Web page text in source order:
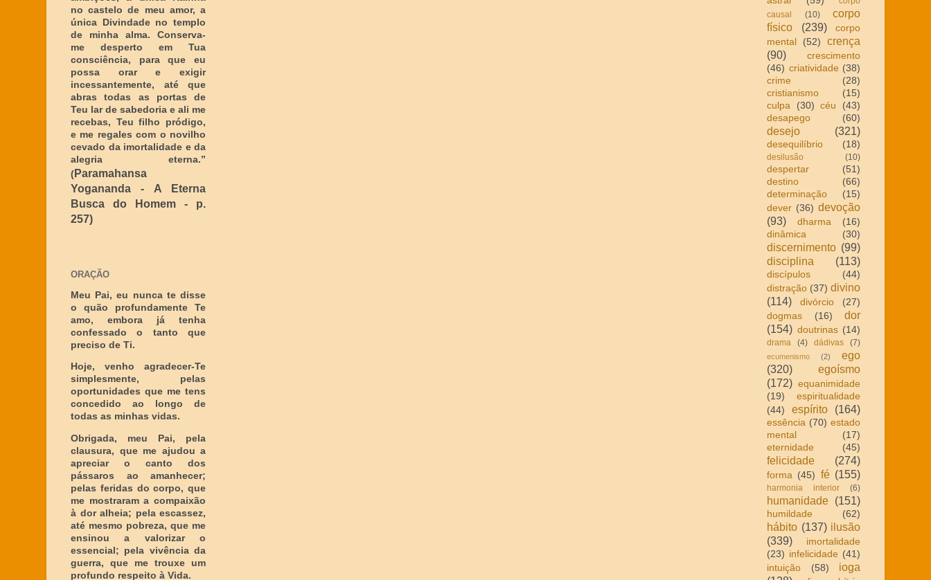
no castelo de meu amor, a
única Divindade no templo
de minha alma. Conserva-
me desperto em Tua
consciência, para que eu
possa orar e exigir
incessantemente, até que
abras todas as portas de
Teu lar de sabedoria e ali me
recebas, Teu filho pródigo,
e me regales com o novilho
cevado da imortalidade e da
alegria eterna.”
( Paramahansa
Yogananda - A Eterna
Busca do Homem - p.
257)
ORAÇÃO
Meu Pai, eu nunca te disse
o quão profundamente Te
amo, embora já tenha
confessado o tanto que
preciso de Ti.
Hoje, venho agradecer-Te
simplesmente, pelas
oportunidades que me tens
concedido ao longo de
todas as minhas vidas.
Obrigada, meu Pai, pela
clausura, que me ajudou a
apreciar o canto dos
pássaros ao amanhecer;
pelas feridas do corpo, que
me mostraram a compaixão
à dor alheia; pela escassez,
até mesmo pobreza, que me
ensinou a valorizar o
essencial; pela vivência da
guerra, que me trouxe um
profundo respeito à Vida.
causal
(10)
corpo
físico
(239)
corpo
mental
(52)
crença
(90)
crescimento
(46) criatividade (38)
crime
(28)
cristianismo
(15)
culpa
(30) céu
(43)
desapego
(60)
desejo (321)
desequilíbrio (18)
desilusão (10)
despertar
(51)
destino
(66)
determinação
(15)
dever (36) devoção
(93)
dharma
(16)
dinâmica
(30)
discernimento (99)
disciplina
(113)
discípulos
(44)
distração (37) divino
(114)
divórcio
(27)
dogmas
(16)
dor
(154) doutrinas (14)
drama (4) dádivas (7)
ecumenismo (2)
ego
(320)
egoísmo
(172) equanimidade
(19)
espiritualidade
(44)
espírito (164)
essência (70) estado
mental
(17)
eternidade
(45)
felicidade (274)
forma (45) fé (155)
harmonia interior (6)
humanidade (151)
humildade (62)
hábito (137) ilusão
(339)
imortalidade
(23) infelicidade (41)
intuição
(58)
ioga